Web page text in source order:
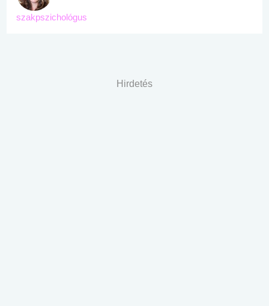
szakpszichológus
Hirdetés